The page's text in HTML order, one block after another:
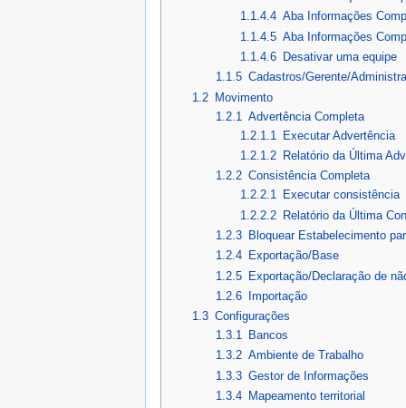
1.1.4.4 Aba Informações
1.1.4.5 Aba Informações
1.1.4.6
Desativar uma equipe
1.1.5 Cadastros/Gerente/
1.2 Movimento
1.2.1
Advertência Completa
1.2.1.1
Executar Advertência
1.2.1.2
Relatório da Última
1.2.2 Consistência Completa
1.2.2.1
Executar consistência
1.2.2.2 Relatório da Última
1.2.3 Bloquear Estabelecimento
1.2.4 Exportação/Base
1.2.5 Exportação/Declaração de
1.2.6
Importação
1.3 Configurações
1.3.1 Bancos
1.3.2 Ambiente de Trabalho
1.3.3 Gestor de Informações
1.3.4 Mapeamento territorial